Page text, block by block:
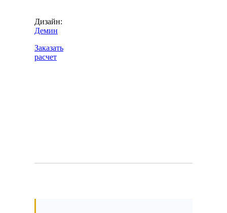
Дизайн:
Демин
Заказать
расчет